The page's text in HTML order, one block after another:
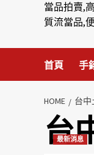
當品拍賣,
質流當品,
首頁 手
HOME 台中
台
最新消息